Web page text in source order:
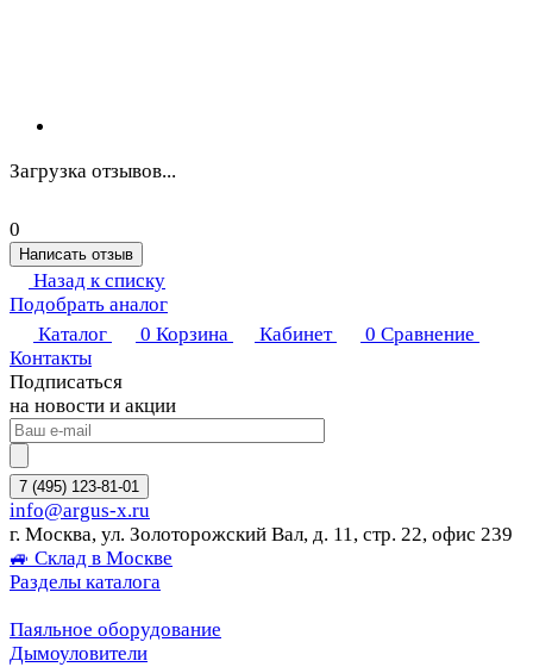
Загрузка отзывов...
0
Написать отзыв
Назад к списку
Подобрать аналог
Каталог
0 Корзина Кабинет 0 Сравнение
Контакты
Подписаться
на новости и акции
7 (495) 123-81-01
info@argus-x.ru
г. Москва, ул. Золоторожский Вал, д. 11, стр. 22, офис 239
🚙 Склад в Москве
Разделы каталога
Паяльное оборудование
Дымоуловители